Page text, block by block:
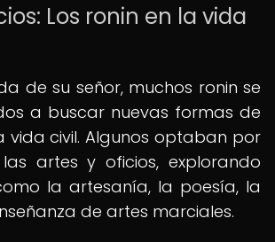
Los ronin en la vida
de su señor, muchos ronin se
a buscar nuevas formas de
vida civil. Algunos optaban por
artes y oficios, explorando
la artesanía, la poesía, la
de artes marciales.